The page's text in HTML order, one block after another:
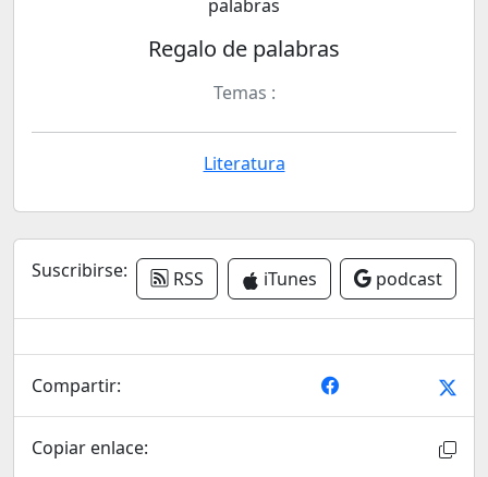
Regalo de palabras
Temas :
Literatura
Suscribirse: RSS iTunes podcast
Compartir:
Copiar enlace: